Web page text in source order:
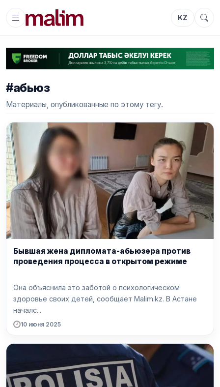
KZ
#абьюз
Материалы, опубликованные по этому тегу.
Бывшая жена дипломата-абьюзера против
проведения процесса в открытом режиме
Она объяснила это заботой о психологическом
здоровье своих детей, сообщает Malim.kz. В Астане
началс...
10 июня 2025